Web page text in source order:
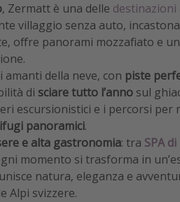
, Zermatt è una delle destinazioni
villaggio senza auto,
offre panorami mozzafiato e
della neve, con piste
di sciare tutto l’anno sul
escursionistici e i percorsi per
panoramici.
e alta gastronomia: tra SPA
momento si trasforma in
natura, eleganza e
Alpi svizzere.